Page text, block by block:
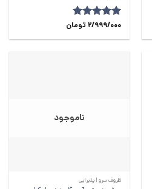
امتیاز5از2/999/000 تومان
ناموجود
ظروف سرو | پذیرایی